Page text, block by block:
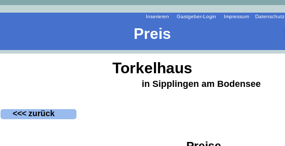
Preis
Torkelhaus
in Sipplingen am Bodensee
<<< zurück
Inserieren Gastgeber-Login Impressum Datenschutz